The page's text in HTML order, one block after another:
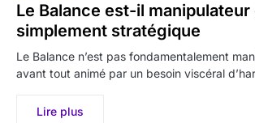
Le Balance est-il manipulateur
simplement stratégique
Le Balance n’est pas fondamentalement
avant tout animé par un besoin viscéral
Lire plus